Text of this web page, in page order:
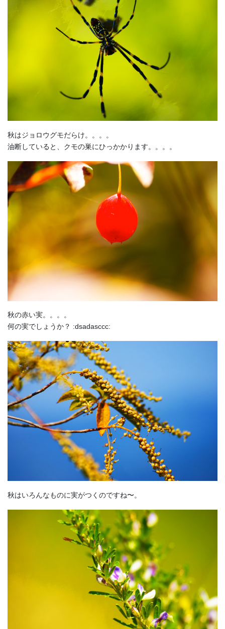
秋はジョロウグモだらけ。。。。
油断していると、クモの巣にひっかかります。。。。
秋の赤い実。。。。
何の実でしょうか？ :dsadasccc:
秋はいろんなものに実がつくのですね〜。